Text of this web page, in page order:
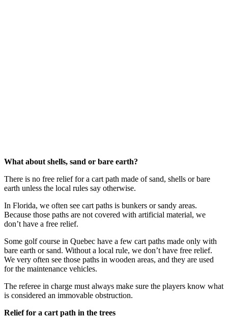
What about shells, sand or bare earth?
There is no free relief for a cart path made of sand, shells or bare
earth unless the local rules say otherwise.
In Florida, we often see cart paths is bunkers or sandy areas.
Because those paths are not covered with artificial material, we
don’t have a free relief.
Some golf course in Quebec have a few cart paths made only with
bare earth or sand. Without a local rule, we don’t have free relief.
We very often see those paths in wooden areas, and they are used
for the maintenance vehicles.
The referee in charge must always make sure the players know what
is considered an immovable obstruction.
Relief for a cart path in the trees